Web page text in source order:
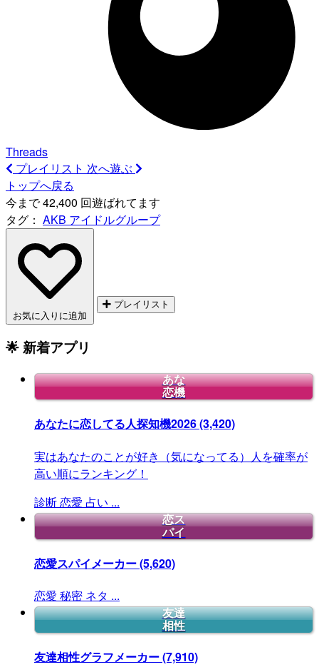
Threads
プレイリスト 次へ遊ぶ
トップへ戻る
今まで 42,400 回遊ばれてます
タグ： AKB アイドルグループ
お気に入りに追加
プレイリスト
🌟 新着アプリ
あな
恋機
あなたに恋してる人探知機2026(3,420)
実はあなたのことが好き（気になってる）人を確率が
高い順にランキング！
診断恋愛 占い ...
恋ス
パイ
恋愛スパイメーカー(5,620)
恋愛 秘密 ネタ ...
友達
相性
友達相性グラフメーカー(7,910)